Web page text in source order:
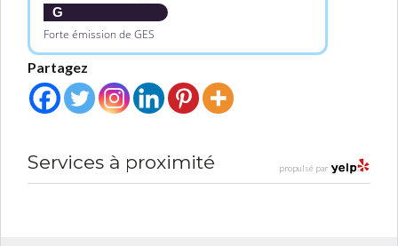
G
Forte émission de GES
Partagez
propulsé par
Services à proximité